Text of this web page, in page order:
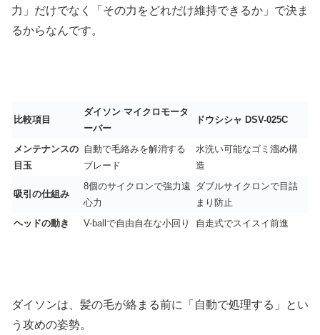
力」だけでなく「その力をどれだけ維持できるか」で決ま
るからなんです。
比較項目
ダイソン マイクロモータ
ーバー
ドウシシャ DSV-025C
メンテナンスの
目玉
自動で毛絡みを解消する
ブレード
水洗い可能なゴミ溜め構
造
吸引の仕組み
8個のサイクロンで強力遠
心力
ダブルサイクロンで目詰
まり防止
ヘッドの動き
V-ballで自由自在な小回り 自走式でスイスイ前進
ダイソンは、髪の毛が絡まる前に「自動で処理する」とい
う攻めの姿勢。